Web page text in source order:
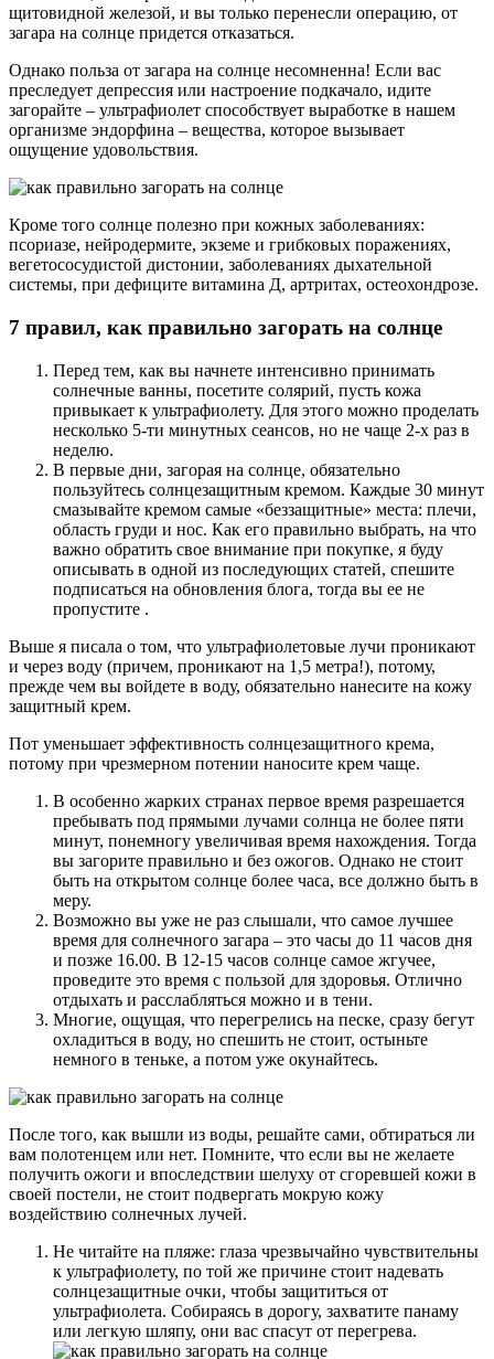
щитовидной железой, и вы только перенесли операцию, от
загара на солнце придется отказаться.
Однако польза от загара на солнце несомненна! Если вас
преследует депрессия или настроение подкачало, идите
загорайте – ультрафиолет способствует выработке в нашем
организме эндорфина – вещества, которое вызывает
ощущение удовольствия.
Кроме того солнце полезно при кожных заболеваниях:
псориазе, нейродермите, экземе и грибковых поражениях,
вегетососудистой дистонии, заболеваниях дыхательной
системы, при дефиците витамина Д, артритах, остеохондрозе.
7 правил, как правильно загорать на солнце
Перед тем, как вы начнете интенсивно принимать
солнечные ванны, посетите солярий, пусть кожа
привыкает к ультрафиолету. Для этого можно проделать
несколько 5-ти минутных сеансов, но не чаще 2-х раз в
неделю.
В первые дни, загорая на солнце, обязательно
пользуйтесь солнцезащитным кремом. Каждые 30 минут
смазывайте кремом самые «беззащитные» места: плечи,
область груди и нос. Как его правильно выбрать, на что
важно обратить свое внимание при покупке, я буду
описывать в одной из последующих статей, спешите
подписаться на обновления блога, тогда вы ее не
пропустите .
Выше я писала о том, что ультрафиолетовые лучи проникают
и через воду (причем, проникают на 1,5 метра!), потому,
прежде чем вы войдете в воду, обязательно нанесите на кожу
защитный крем.
Пот уменьшает эффективность солнцезащитного крема,
потому при чрезмерном потении наносите крем чаще.
В особенно жарких странах первое время разрешается
пребывать под прямыми лучами солнца не более пяти
минут, понемногу увеличивая время нахождения. Тогда
вы загорите правильно и без ожогов. Однако не стоит
быть на открытом солнце более часа, все должно быть в
меру.
Возможно вы уже не раз слышали, что самое лучшее
время для солнечного загара – это часы до 11 часов дня
и позже 16.00. В 12-15 часов солнце самое жгучее,
проведите это время с пользой для здоровья. Отлично
отдыхать и расслабляться можно и в тени.
Многие, ощущая, что перегрелись на песке, сразу бегут
охладиться в воду, но спешить не стоит, остыньте
немного в теньке, а потом уже окунайтесь.
После того, как вышли из воды, решайте сами, обтираться ли
вам полотенцем или нет. Помните, что если вы не желаете
получить ожоги и впоследствии шелуху от сгоревшей кожи в
своей постели, не стоит подвергать мокрую кожу
воздействию солнечных лучей.
Не читайте на пляже: глаза чрезвычайно чувствительны
к ультрафиолету, по той же причине стоит надевать
солнцезащитные очки, чтобы защититься от
ультрафиолета. Собираясь в дорогу, захватите панаму
или легкую шляпу, они вас спасут от перегрева.